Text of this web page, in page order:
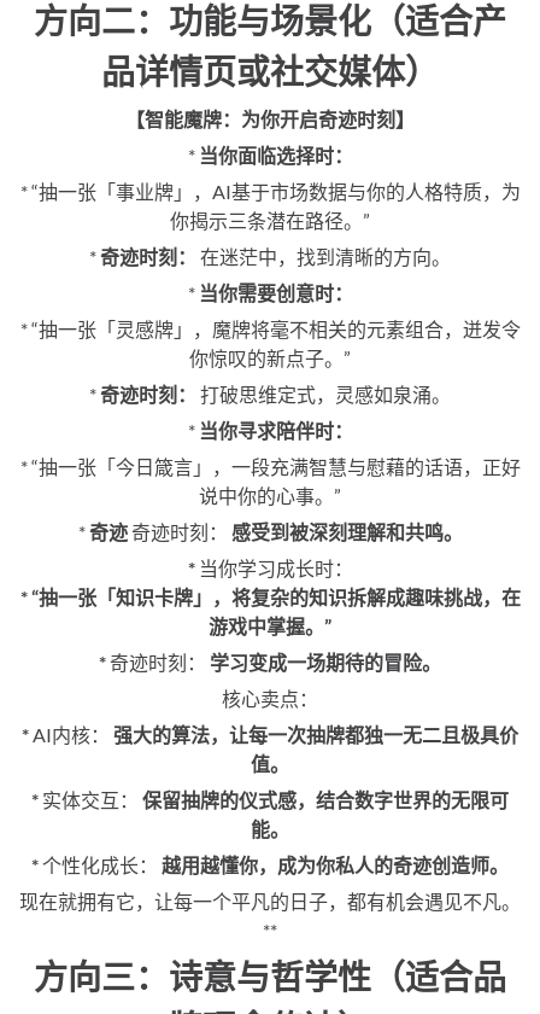
方向二：功能与场景化（适合产
品详情页或社交媒体）
【智能魔牌：为你开启奇迹时刻】
* 当你面临选择时：
* “抽一张「事业牌」，AI基于市场数据与你的人格特质，为
你揭示三条潜在路径。”
*奇迹时刻：
在迷茫中，找到清晰的方向。
* 当你需要创意时：
* “抽一张「灵感牌」，魔牌将毫不相关的元素组合，迸发令
你惊叹的新点子。”
*奇迹时刻：
打破思维定式，灵感如泉涌。
* 当你寻求陪伴时：
* “抽一张「今日箴言」，一段充满智慧与慰藉的话语，正好
说中你的心事。”
*奇迹奇迹时刻：
感受到被深刻理解和共鸣。
* 当你学习成长时：
* “抽一张「知识卡牌」，将复杂的知识拆解成趣味挑战，在
游戏中掌握。”
*奇迹时刻：
学习变成一场期待的冒险。
核心卖点：
*AI内核：
强大的算法，让每一次抽牌都独一无二且极具价
值。
* 实体交互：
保留抽牌的仪式感，结合数字世界的无限可
能。
*个性化成长：
越用越懂你，成为你私人的奇迹创造师。
现在就拥有它，让每一个平凡的日子，都有机会遇见不凡。
**
方向三：诗意与哲学性（适合品